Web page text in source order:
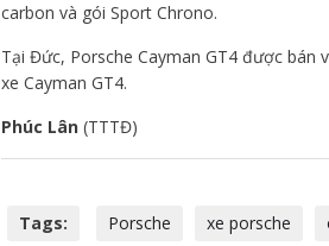
carbon và gói Sport Chrono.
Tại Đức, Porsche Cayman GT4 được bán
xe Cayman GT4.
Phúc Lân (TTTĐ)
Tags: Porsche xe porsche